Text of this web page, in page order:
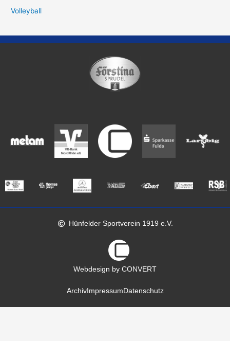
Volleyball
Hünfelder Sportverein 1919 e.V.
Webdesign by CONVERT
ArchivImpressumDatenschutz